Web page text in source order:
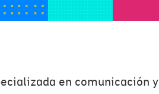
en comunicación y